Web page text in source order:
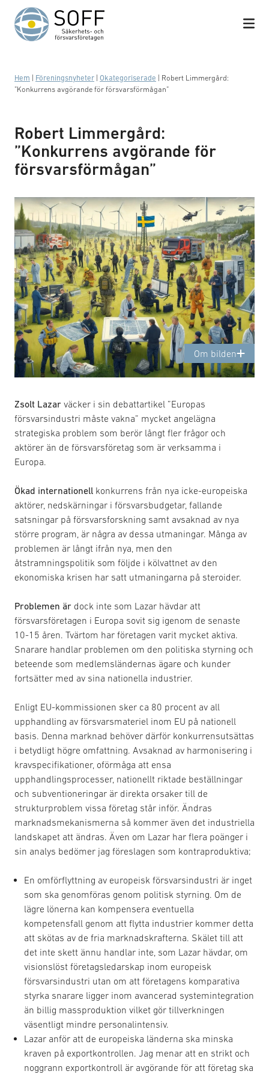
Hoppa till innehåll
Hem Föreningsnyheter Okategoriserade
Robert Limmergård:
”Konkurrens avgörande för försvarsförmågan”
Robert Limmergård:
”Konkurrens avgörande för
försvarsförmågan”
Om bilden
AI genererad bild "Företagen och Sveriges säkerhet"
Zsolt Lazar väcker i sin debattartikel ”Europas
försvarsindustri måste vakna” mycket angelägna
strategiska problem som berör långt fler frågor och
aktörer än de försvarsföretag som är verksamma i
Europa.
Ökad internationell konkurrens från nya icke-europeiska
aktörer, nedskärningar i försvarsbudgetar, fallande
satsningar på försvarsforskning samt avsaknad av nya
större program, är några av dessa utmaningar. Många av
problemen är långt ifrån nya, men den
åtstramningspolitik som följde i kölvattnet av den
ekonomiska krisen har satt utmaningarna på steroider.
Problemen är dock inte som Lazar hävdar att
försvarsföretagen i Europa sovit sig igenom de senaste
10-15 åren. Tvärtom har företagen varit mycket aktiva.
Snarare handlar problemen om den politiska styrning och
beteende som medlemsländernas ägare och kunder
fortsätter med av sina nationella industrier.
Enligt EU-kommissionen sker ca 80 procent av all
upphandling av försvarsmateriel inom EU på nationell
basis. Denna marknad behöver därför konkurrensutsättas
i betydligt högre omfattning. Avsaknad av harmonisering i
kravspecifikationer, oförmåga att ensa
upphandlingsprocesser, nationellt riktade beställningar
och subventioneringar är direkta orsaker till de
strukturproblem vissa företag står inför. Ändras
marknadsmekanismerna så kommer även det industriella
landskapet att ändras. Även om Lazar har flera poänger i
sin analys bedömer jag föreslagen som kontraproduktiva;
En omförflyttning av europeisk försvarsindustri är inget
som ska genomföras genom politisk styrning. Om de
lägre lönerna kan kompensera eventuella
kompetensfall genom att flytta industrier kommer detta
att skötas av de fria marknadskrafterna. Skälet till att
det inte skett ännu handlar inte, som Lazar hävdar, om
visionslöst företagsledarskap inom europeisk
försvarsindustri utan om att företagens komparativa
styrka snarare ligger inom avancerad systemintegration
än billig massproduktion vilket gör tillverkningen
väsentligt mindre personalintensiv.
Lazar anför att de europeiska länderna ska minska
kraven på exportkontrollen. Jag menar att en strikt och
noggrann exportkontroll är avgörande för att företag ska